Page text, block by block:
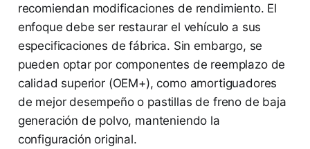
recomiendan modificaciones de rendimiento. El
enfoque debe ser restaurar el vehículo a sus
especificaciones de fábrica. Sin embargo, se
pueden optar por componentes de reemplazo de
calidad superior (OEM+), como amortiguadores
de mejor desempeño o pastillas de freno de baja
generación de polvo, manteniendo la
configuración original.